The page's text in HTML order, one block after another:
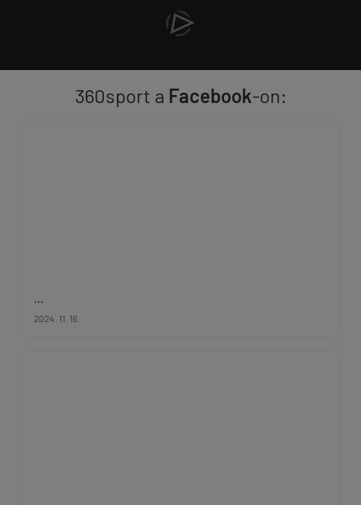
360sport a Facebook-on:
...
2024. 11. 16.